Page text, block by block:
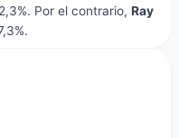
Por el contrario, Ray